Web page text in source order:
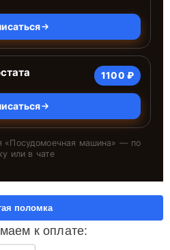
1100 ₽
«Посудомоечная машина» — по
или в чате
к оплате:
поломка